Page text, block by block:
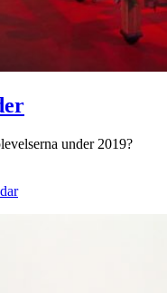
under 2019?